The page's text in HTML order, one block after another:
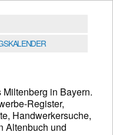
in Bayern.
Register,
Handwerkersuche,
Altenbuch und